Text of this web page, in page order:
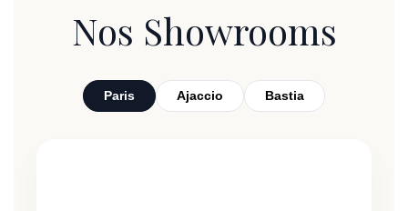
Nos Showrooms
Paris Ajaccio Bastia